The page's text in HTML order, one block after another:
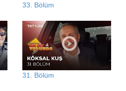
33. Bölüm
31. Bölüm